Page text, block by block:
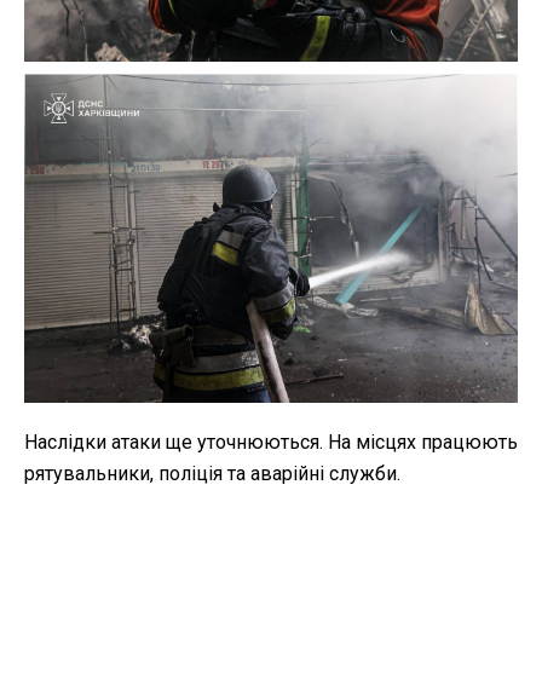
Наслідки атаки ще уточнюються. На місцях працюють
рятувальники, поліція та аварійні служби.